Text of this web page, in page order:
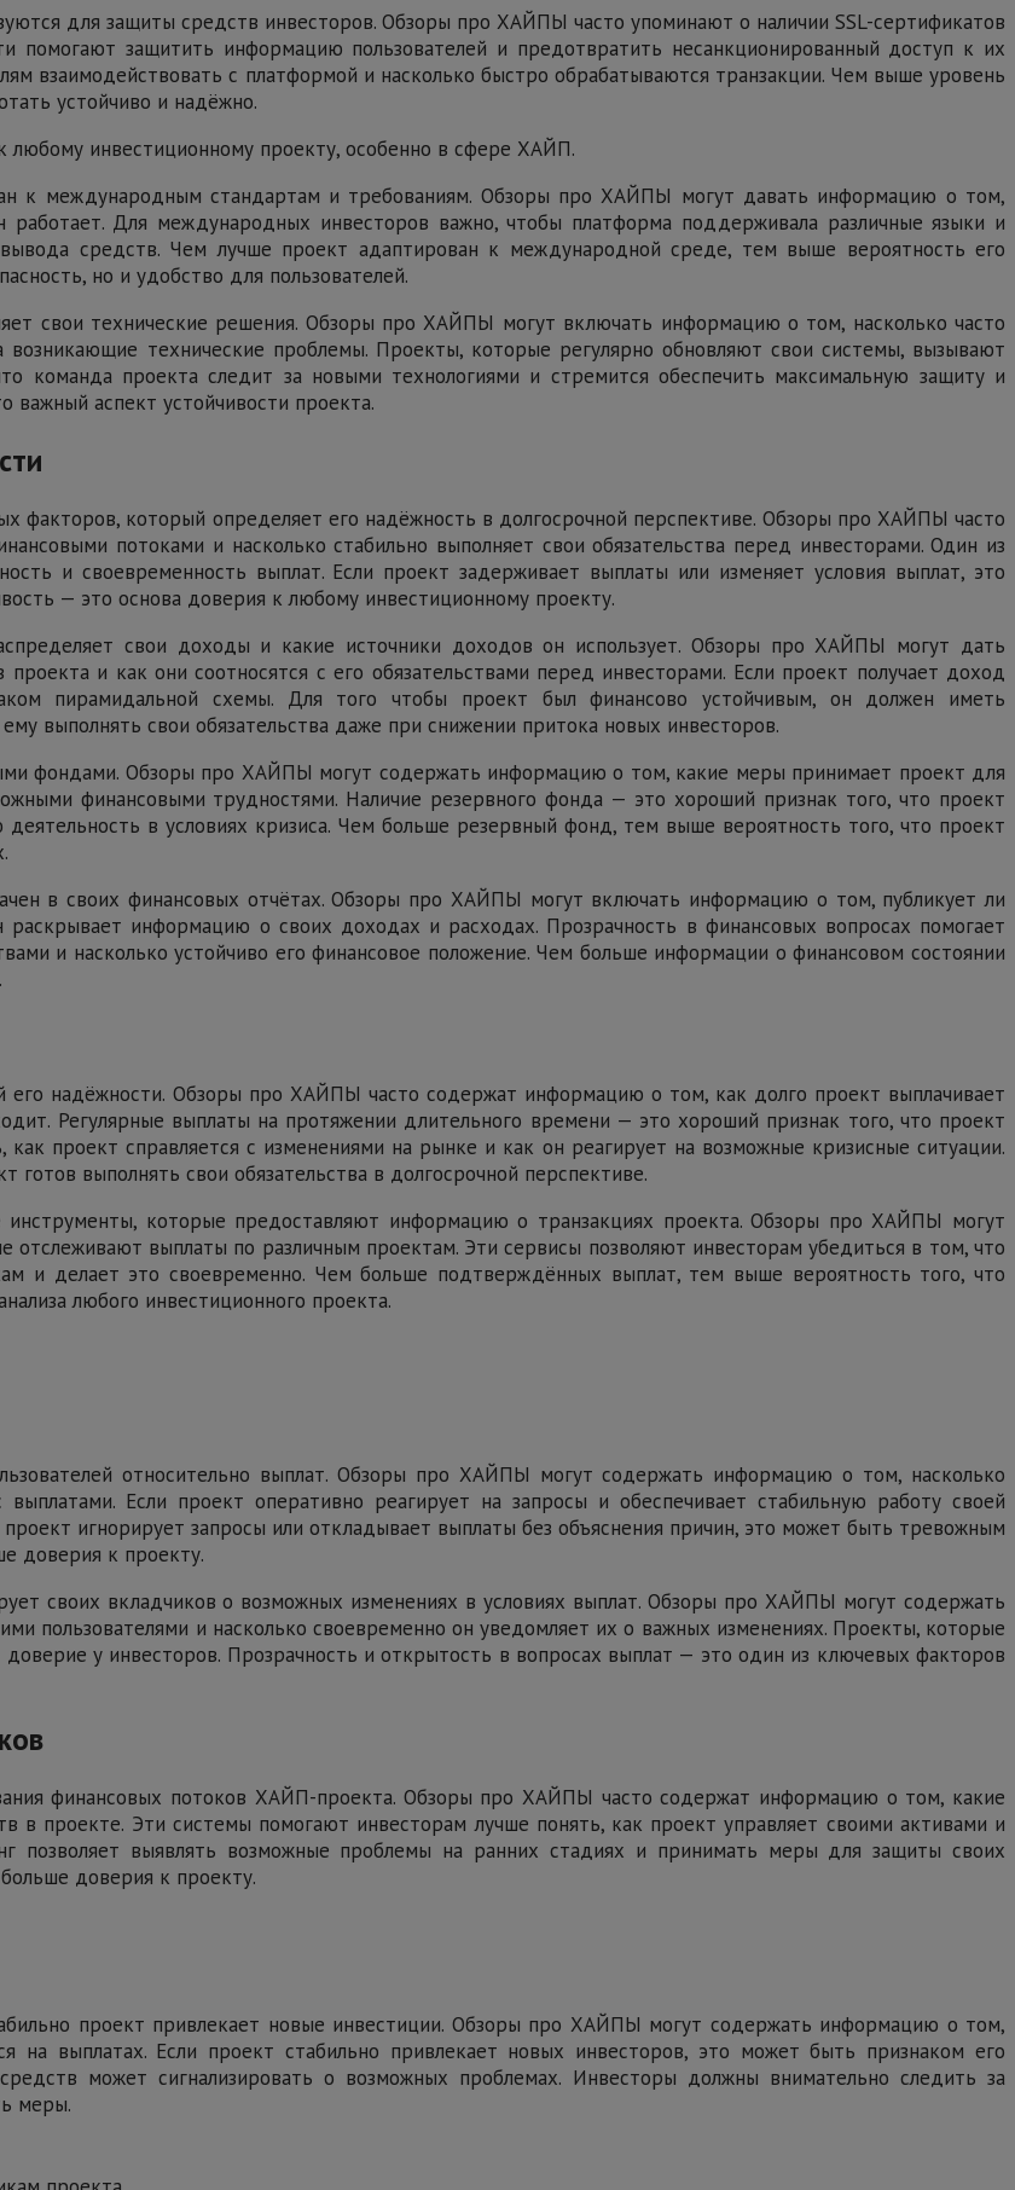
для защиты средств инвесторов. Обзоры про ХАЙПЫ часто упоминают о наличии SSL-сертификатов
защитить информацию пользователей и предотвратить несанкционированный доступ к их
взаимодействовать с платформой и насколько быстро обрабатываются транзакции. Чем выше уровень
устойчиво и надёжно.
любому инвестиционному проекту, особенно в сфере ХАЙП.
к международным стандартам и требованиям. Обзоры про ХАЙПЫ могут давать информацию о том,
Для международных инвесторов важно, чтобы платформа поддерживала различные языки и
средств. Чем лучше проект адаптирован к международной среде, тем выше вероятность его
но и удобство для пользователей.
свои технические решения. Обзоры про ХАЙПЫ могут включать информацию о том, насколько часто
технические проблемы. Проекты, которые регулярно обновляют свои системы, вызывают
команда проекта следит за новыми технологиями и стремится обеспечить максимальную защиту и
важный аспект устойчивости проекта.
факторов, который определяет его надёжность в долгосрочной перспективе. Обзоры про ХАЙПЫ часто
потоками и насколько стабильно выполняет свои обязательства перед инвесторами. Один из
и своевременность выплат. Если проект задерживает выплаты или изменяет условия выплат, это
— это основа доверия к любому инвестиционному проекту.
свои доходы и какие источники доходов он использует. Обзоры про ХАЙПЫ могут дать
и как они соотносятся с его обязательствами перед инвесторами. Если проект получает доход
пирамидальной схемы. Для того чтобы проект был финансово устойчивым, он должен иметь
выполнять свои обязательства даже при снижении притока новых инвесторов.
фондами. Обзоры про ХАЙПЫ могут содержать информацию о том, какие меры принимает проект для
финансовыми трудностями. Наличие резервного фонда — это хороший признак того, что проект
в условиях кризиса. Чем больше резервный фонд, тем выше вероятность того, что проект
в своих финансовых отчётах. Обзоры про ХАЙПЫ могут включать информацию о том, публикует ли
информацию о своих доходах и расходах. Прозрачность в финансовых вопросах помогает
и насколько устойчиво его финансовое положение. Чем больше информации о финансовом состоянии
его надёжности. Обзоры про ХАЙПЫ часто содержат информацию о том, как долго проект выплачивает
Регулярные выплаты на протяжении длительного времени — это хороший признак того, что проект
проект справляется с изменениями на рынке и как он реагирует на возможные кризисные ситуации.
выполнять свои обязательства в долгосрочной перспективе.
инструменты, которые предоставляют информацию о транзакциях проекта. Обзоры про ХАЙПЫ могут
отслеживают выплаты по различным проектам. Эти сервисы позволяют инвесторам убедиться в том, что
и делает это своевременно. Чем больше подтверждённых выплат, тем выше вероятность того, что
любого инвестиционного проекта.
относительно выплат. Обзоры про ХАЙПЫ могут содержать информацию о том, насколько
Если проект оперативно реагирует на запросы и обеспечивает стабильную работу своей
игнорирует запросы или откладывает выплаты без объяснения причин, это может быть тревожным
доверия к проекту.
своих вкладчиков о возможных изменениях в условиях выплат. Обзоры про ХАЙПЫ могут содержать
пользователями и насколько своевременно он уведомляет их о важных изменениях. Проекты, которые
у инвесторов. Прозрачность и открытость в вопросах выплат — это один из ключевых факторов
финансовых потоков ХАЙП-проекта. Обзоры про ХАЙПЫ часто содержат информацию о том, какие
в проекте. Эти системы помогают инвесторам лучше понять, как проект управляет своими активами и
позволяет выявлять возможные проблемы на ранних стадиях и принимать меры для защиты своих
доверия к проекту.
проект привлекает новые инвестиции. Обзоры про ХАЙПЫ могут содержать информацию о том,
выплатах. Если проект стабильно привлекает новых инвесторов, это может быть признаком его
может сигнализировать о возможных проблемах. Инвесторы должны внимательно следить за
меры.